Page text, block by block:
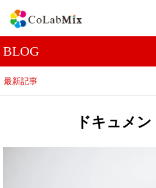
BLOG
最新記事
ドキュメ